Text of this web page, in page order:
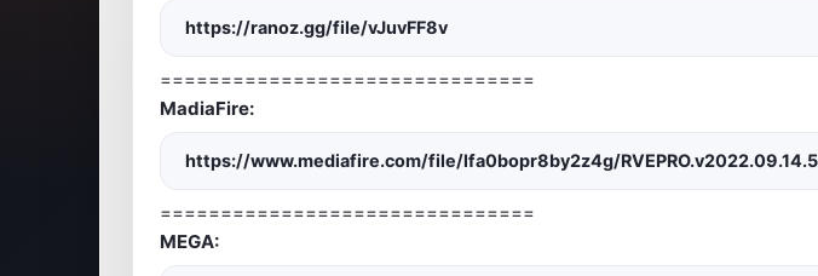
https://ranoz.gg/file/vJuvFF8v
===============================
MadiaFire:
https://www.mediafire.com/file/lfa0bopr8by2z4g/
===============================
MEGA: